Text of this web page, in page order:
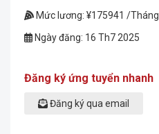
Mức lương: ¥175941 /Tháng
Ngày đăng: 16 Th7 2025
Đăng ký ứng tuyển nhanh
Đăng ký qua email